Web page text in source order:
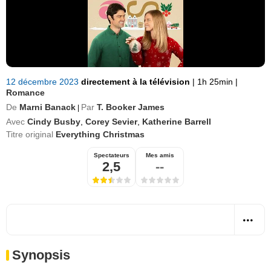
12 décembre 2023 directement à la télévision | 1h 25min |
Romance
De Marni Banack Par T. Booker James
Avec Cindy Busby Corey Sevier, Katherine Barrell
Titre original Everything Christmas
Spectateurs
2,5
Mes amis
--
Synopsis